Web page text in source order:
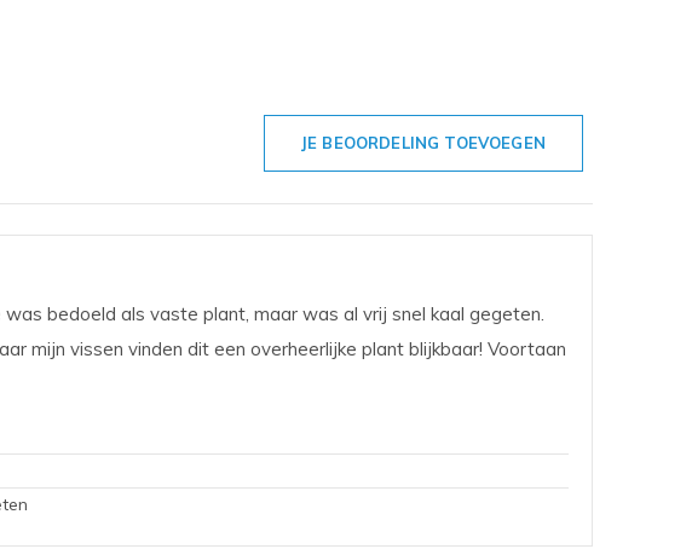
JE BEOORDELING TOEVOEGEN
bedoeld als vaste plant, maar was al vrij snel kaal gegeten.
mijn vissen vinden dit een overheerlijke plant blijkbaar! Voortaan